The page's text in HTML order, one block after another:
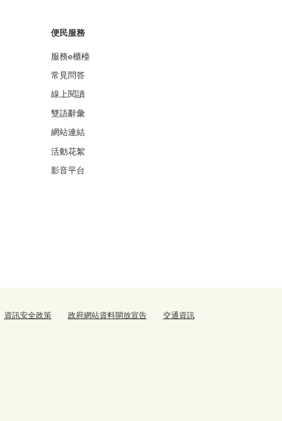
便民服務
服務e櫃檯
常見問答
線上閱讀
雙語辭彙
網站連結
活動花絮
影音平台
資訊安全政策 政府網站資料開放宣告 交通資訊